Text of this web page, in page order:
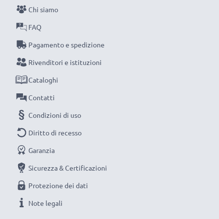
Chi siamo
FAQ
Pagamento e spedizione
Rivenditori e istituzioni
Cataloghi
Contatti
Condizioni di uso
Diritto di recesso
Garanzia
Sicurezza & Certificazioni
Protezione dei dati
Note legali